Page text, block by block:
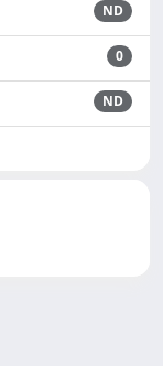
ND
0
ND